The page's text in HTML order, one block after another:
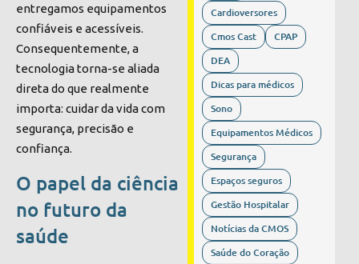
entregamos equipamentos
confiáveis e acessíveis.
Consequentemente, a
tecnologia torna-se aliada
direta do que realmente
importa: cuidar da vida com
segurança, precisão e
confiança.
O papel da ciência
no futuro da
saúde
Cardioversores
Cmos Cast
CPAP
DEA
Dicas para médicos
Sono
Equipamentos Médicos
Segurança
Espaços seguros
Gestão Hospitalar
Notícias da CMOS
Saúde do Coração